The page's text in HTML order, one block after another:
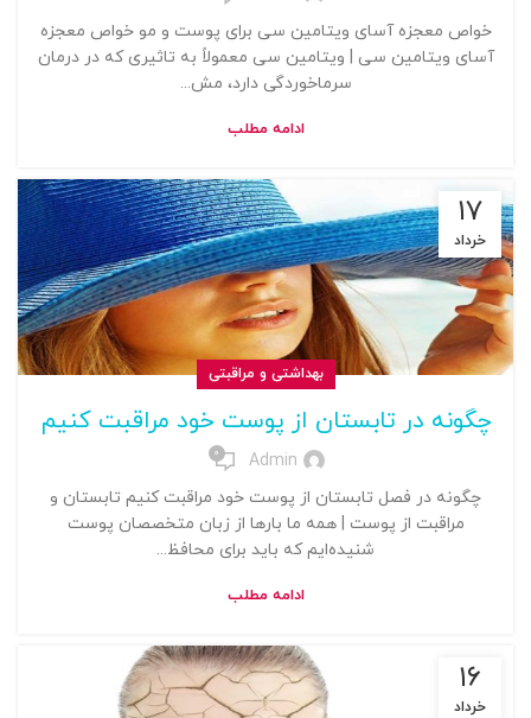
خواص معجزه‌ آسای ویتامین سی برای پوست و مو خواص معجزه‌
آسای ویتامین سی | ویتامین سی معمولاً به تاثیری که در درمان
سرماخوردگی دارد، مش...
ادامه مطلب
۱۷
خرداد
بهداشتی و مراقبتی
چگونه در تابستان از پوست خود مراقبت کنیم
Admin
0
چگونه در فصل تابستان از پوست خود مراقبت کنیم تابستان و
مراقبت از پوست | همه ما بارها از زبان متخصصان پوست
شنیده‌ایم که باید برای محافظ...
ادامه مطلب
۱۶
خرداد